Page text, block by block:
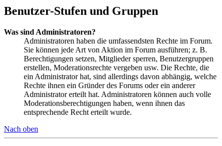
Benutzer-Stufen und Gruppen
Was sind Administratoren?
Administratoren haben die umfassendsten Rechte im Forum.
Sie können jede Art von Aktion im Forum ausführen; z. B.
Berechtigungen setzen, Mitglieder sperren, Benutzergruppen
erstellen, Moderationsrechte vergeben usw. Die Rechte, die
ein Administrator hat, sind allerdings davon abhängig, welche
Rechte ihnen ein Gründer des Forums oder ein anderer
Administrator erteilt hat. Administratoren können auch volle
Moderationsberechtigungen haben, wenn ihnen das
entsprechende Recht erteilt wurde.
Nach oben